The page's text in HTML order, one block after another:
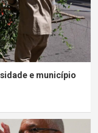
e município